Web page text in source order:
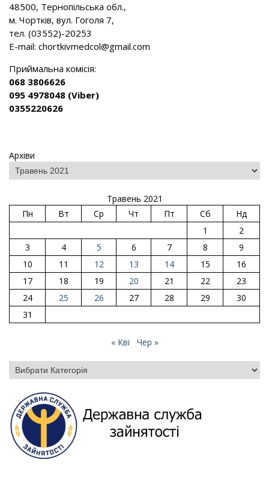
48500, Тернопільська обл.,
м. Чортків, вул. Гоголя 7,
тел. (03552)-20253
E-mail: chortkivmedcol@gmail.com
Приймальна комісія:
068 3806626
095 4978048 (Viber)
0355220626
Архіви
Травень 2021
Пн
Вт Ср Чт Пт Сб
Нд
1
2
3
4 5 6 7 8
9
10
11 12 13 14 15
16
17
18 19 20 21 22
23
24
25 26 27 28 29
30
31
« Кві Чер »
Категорії